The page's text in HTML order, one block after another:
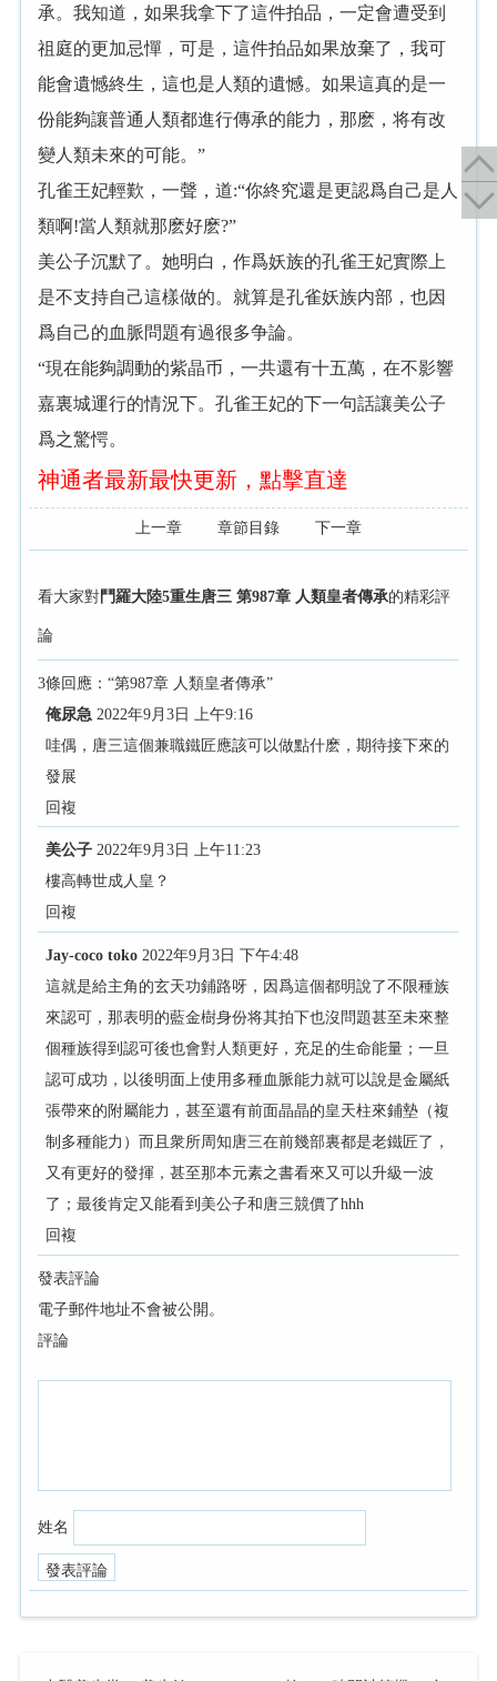
承。我知道，如果我拿下了這件拍品，一定會遭受到
祖庭的更加忌憚，可是，這件拍品如果放棄了，我可
能會遺憾終生，這也是人類的遺憾。如果這真的是一
份能夠讓普通人類都進行傳承的能力，那麽，将有改
變人類未來的可能。”
孔雀王妃輕歎，一聲，道:“你終究還是更認爲自己是人
類啊!當人類就那麽好麽?”
美公子沉默了。她明白，作爲妖族的孔雀王妃實際上
是不支持自己這樣做的。就算是孔雀妖族内部，也因
爲自己的血脈問題有過很多争論。
“現在能夠調動的紫晶币，一共還有十五萬，在不影響
嘉裏城運行的情況下。孔雀王妃的下一句話讓美公子
爲之驚愕。
神通者最新最快更新，點擊直達
上一章 章節目錄 下一章
看大家對鬥羅大陸5重生唐三 第987章 人類皇者傳承的精彩評
論
3條回應：“第987章 人類皇者傳承”
俺尿急 2022年9月3日 上午9:16
哇偶，唐三這個兼職鐵匠應該可以做點什麽，期待接下來的
發展
回複
美公子 2022年9月3日 上午11:23
樓高轉世成人皇？
回複
Jay-coco toko 2022年9月3日 下午4:48
這就是給主角的玄天功鋪路呀，因爲這個都明說了不限種族
來認可，那表明的藍金樹身份将其拍下也沒問題甚至未來整
個種族得到認可後也會對人類更好，充足的生命能量；一旦
認可成功，以後明面上使用多種血脈能力就可以說是金屬紙
張帶來的附屬能力，甚至還有前面晶晶的皇天柱來鋪墊（複
制多種能力）而且衆所周知唐三在前幾部裏都是老鐵匠了，
又有更好的發揮，甚至那本元素之書看來又可以升級一波
了；最後肯定又能看到美公子和唐三競價了hhh
回複
發表評論
電子郵件地址不會被公開。
評論
姓名